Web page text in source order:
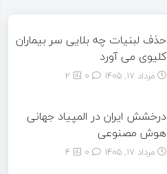
حذف لبنیات چه بلایی سر بیماران
کلیوی می آورد
مرداد ۱۷, ۱۴۰۵ 2
درخشش ایران در المپیاد جهانی
هوش مصنوعی
مرداد ۱۷, ۱۴۰۵ 4